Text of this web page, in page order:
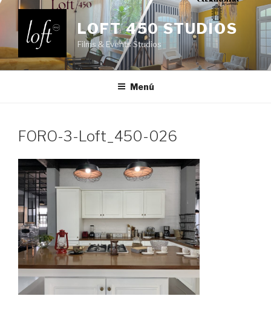
Saltar
contenido
LOFT 450 STUDIOS
Films & Events Studios
Menú
FORO-3-Loft_450-026